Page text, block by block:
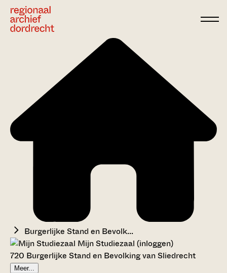
Burgerlijke Stand en Bevolk...
Mijn Studiezaal (inloggen)
720 Burgerlijke Stand en Bevolking van Sliedrecht
Meer...